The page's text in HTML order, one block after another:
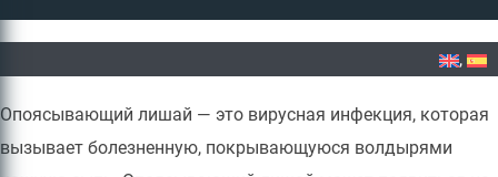
Home»Легкий ранний опоясывающий лишай: Симптомы, сыпь и лечение
Опоясывающий лишай — это вирусная инфекция, которая
вызывает болезненную, покрывающуюся волдырями